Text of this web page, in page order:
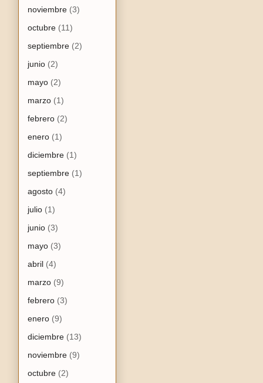
noviembre (3)
octubre (11)
septiembre (2)
junio (2)
mayo (2)
marzo (1)
febrero (2)
enero (1)
diciembre (1)
septiembre (1)
agosto (4)
julio (1)
junio (3)
mayo (3)
abril (4)
marzo (9)
febrero (3)
enero (9)
diciembre (13)
noviembre (9)
octubre (2)